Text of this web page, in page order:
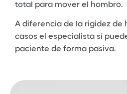
total para mover el hombro.
A diferencia de la rigidez de
casos el especialista sí
paciente de forma pasiva.